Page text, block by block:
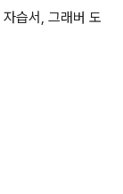
습서, 그래버 도